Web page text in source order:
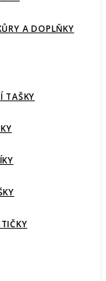
A DOPLŇKY
TAŠKY